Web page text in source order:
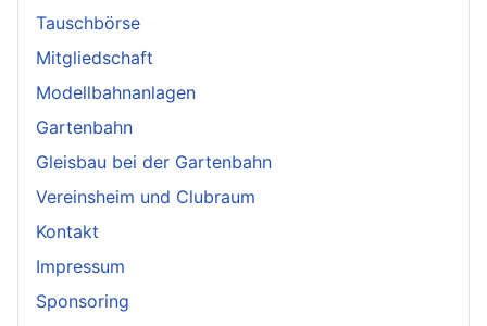
Tauschbörse
Mitgliedschaft
Modellbahnanlagen
Gartenbahn
Gleisbau bei der Gartenbahn
Vereinsheim und Clubraum
Kontakt
Impressum
Sponsoring